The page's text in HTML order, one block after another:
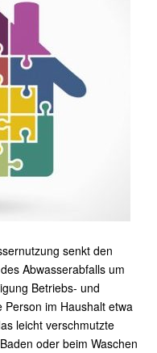
senkt den
Abwasserabfalls um
Betriebs- und
im Haushalt etwa
leicht verschmutzte
oder beim Waschen